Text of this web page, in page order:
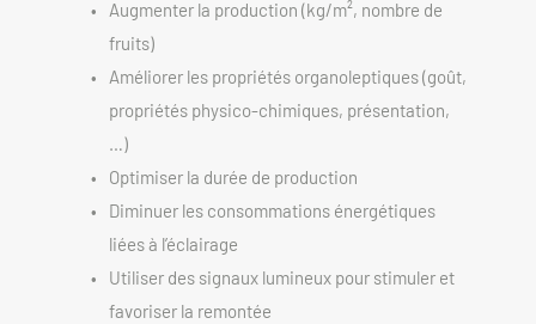
Augmenter la production (kg/m², nombre de
fruits)
Améliorer les propriétés organoleptiques (goût,
propriétés physico-chimiques, présentation,
…)
Optimiser la durée de production
Diminuer les consommations énergétiques
liées à l’éclairage
Utiliser des signaux lumineux pour stimuler et
favoriser la remontée